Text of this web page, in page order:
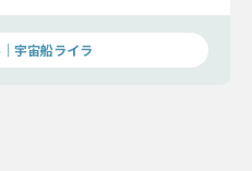
宇宙船ライラ